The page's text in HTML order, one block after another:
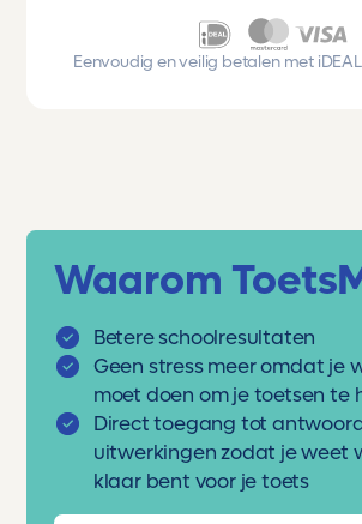
Eenvoudig en veilig betalen met
Waarom
Betere schoolresultaten
Geen stress meer omdat je
moet doen om je toetsen te
Direct toegang tot
uitwerkingen zodat je weet
klaar bent voor je toets